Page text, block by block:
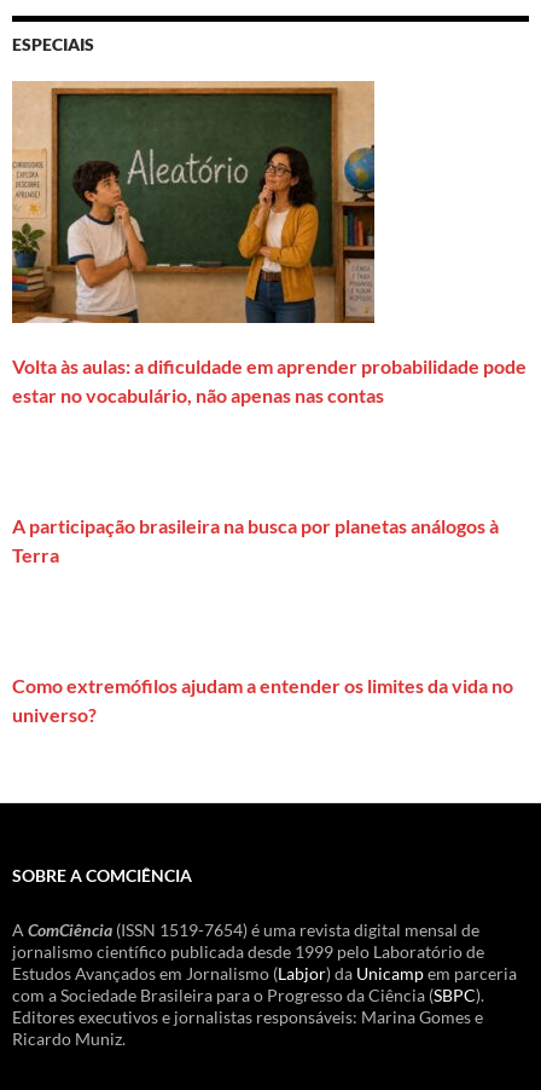
ESPECIAIS
Volta às aulas: a dificuldade em aprender probabilidade pode
estar no vocabulário, não apenas nas contas
A participação brasileira na busca por planetas análogos à
Terra
Como extremófilos ajudam a entender os limites da vida no
universo?
SOBRE A COMCIÊNCIA
A ComCiência (ISSN 1519-7654) é uma revista digital mensal de
jornalismo científico publicada desde 1999 pelo Laboratório de
Estudos Avançados em Jornalismo (Labjor) da Unicampem parceria
com a Sociedade Brasileira para o Progresso da Ciência (SBPC).
Editores executivos e jornalistas responsáveis: Marina Gomes e
Ricardo Muniz.